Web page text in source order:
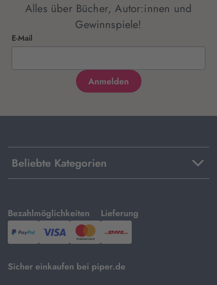
Alles über Bücher, Autor:innen und
Gewinnspiele!
E-Mail
Beliebte Kategorien
Bezahlmöglichkeiten
mit
PayPal,Visa
und
Lieferung
mit
DHL.
Sicher einkaufen bei piper.de